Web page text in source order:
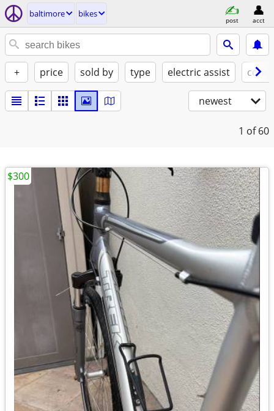
baltimore bikes
post acct
+ price sold by type electric assist
newest
1 of 60
$300